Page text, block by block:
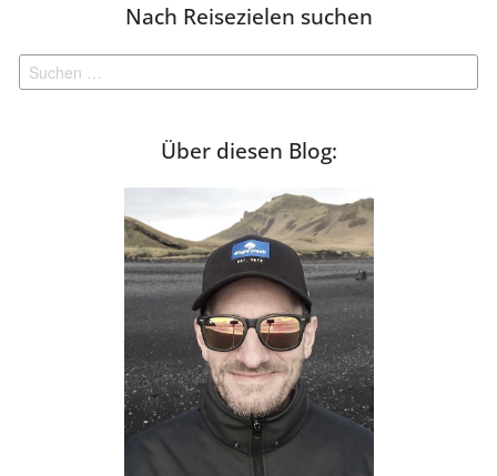
Nach Reisezielen suchen
nach:
Über diesen Blog: